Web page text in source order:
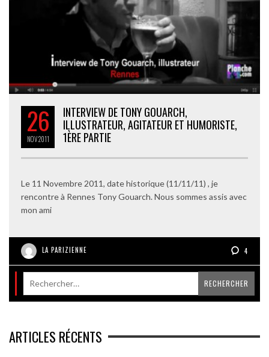
26
NOV2011
INTERVIEW DE TONY GOUARCH,
ILLUSTRATEUR, AGITATEUR ET HUMORISTE,
1ÈRE PARTIE
Le 11 Novembre 2011, date historique (11/11/11) , je
rencontre à Rennes Tony Gouarch. Nous sommes assis avec
mon ami
LA PARIZIENNE 4
ARTICLES RÉCENTS